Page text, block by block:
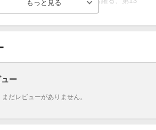
収録!!
ー
まだレビューがありません。